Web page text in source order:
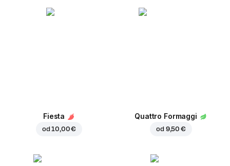
Fiesta
od10,00 €
Quattro Formaggi
od 9,50 €